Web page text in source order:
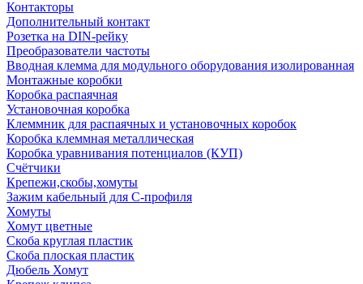
Контакторы
Дополнительный контакт
Розетка на DIN-рейку
Преобразователи частоты
Вводная клемма для модульного оборудования изолированная
Монтажные коробки
Коробка распаячная
Установочная коробка
Клеммник для распаячных и установочных коробок
Коробка клеммная металлическая
Коробка уравнивания потенциалов (КУП)
Счётчики
Крепежи,скобы,хомуты
Зажим кабельный для С-профиля
Хомуты
Хомут цветные
Скоба круглая пластик
Скоба плоская пластик
Дюбель Хомут